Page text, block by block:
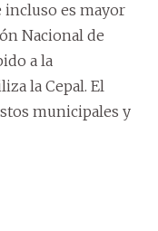
incluso es mayor
Nacional de
a la
la Cepal. El
municipales y